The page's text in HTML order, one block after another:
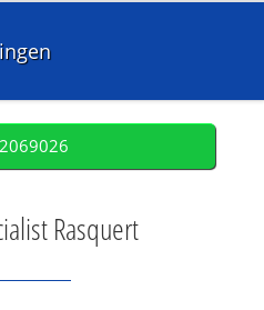
Rasquert